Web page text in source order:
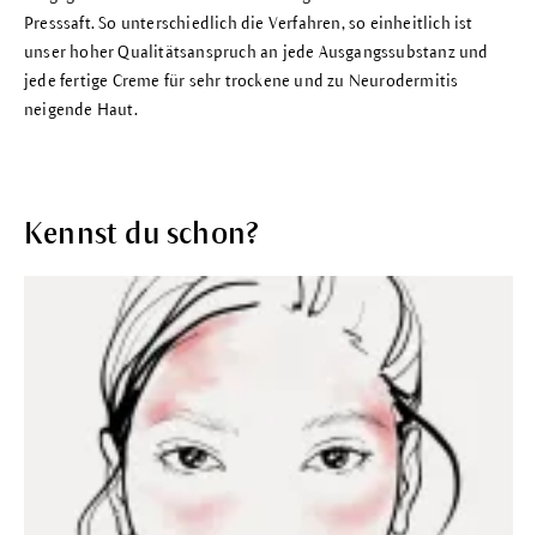
Presssaft. So unterschiedlich die Verfahren, so einheitlich ist
unser hoher Qualitätsanspruch an jede Ausgangssubstanz und
jede fertige Creme für sehr trockene und zu Neurodermitis
neigende Haut.
Kennst du schon?